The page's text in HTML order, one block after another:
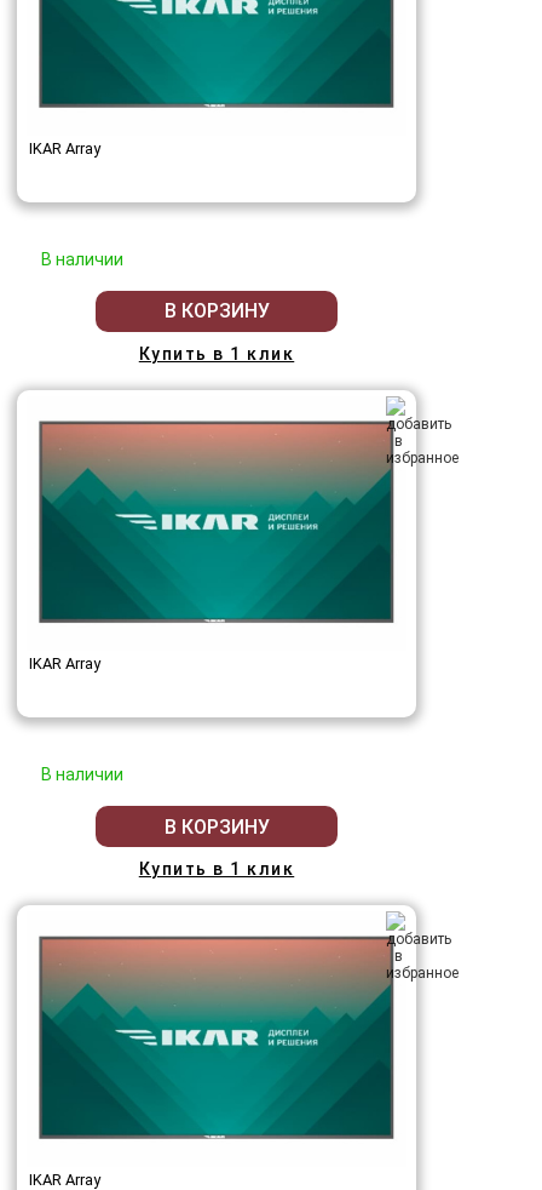
IKAR Array
В наличии
В КОРЗИНУ
Купить в 1 клик
IKAR Array
В наличии
В КОРЗИНУ
Купить в 1 клик
IKAR Array